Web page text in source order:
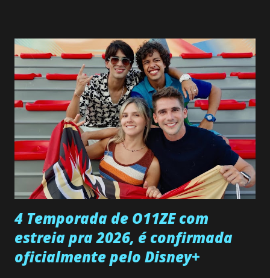
confessa a Gabriel que ele demonstrou ser o tipo de
pessoa que ela tanto desejou durante toda a vida. Camila
entra no quarto de Gabriel e imagina como seria o
encontro deles, quando conseguir seduzi-lo. Manuel avisa a
Paula sobre a suposta infidelidade de Gabriel com Joana.
Rogerio consegue se livrar de todas as suspeitas pelo
desaparecimento de Francisco, apontando que ele poderia
ter sido vítima da fúria de Gabriel. Artur informa a Gabriel
que a clínica inseminou por engano outra paciente, que está
...
4 Temporada de O11ZE com
estreia pra 2026, é confirmada
oficialmente pelo Disney+